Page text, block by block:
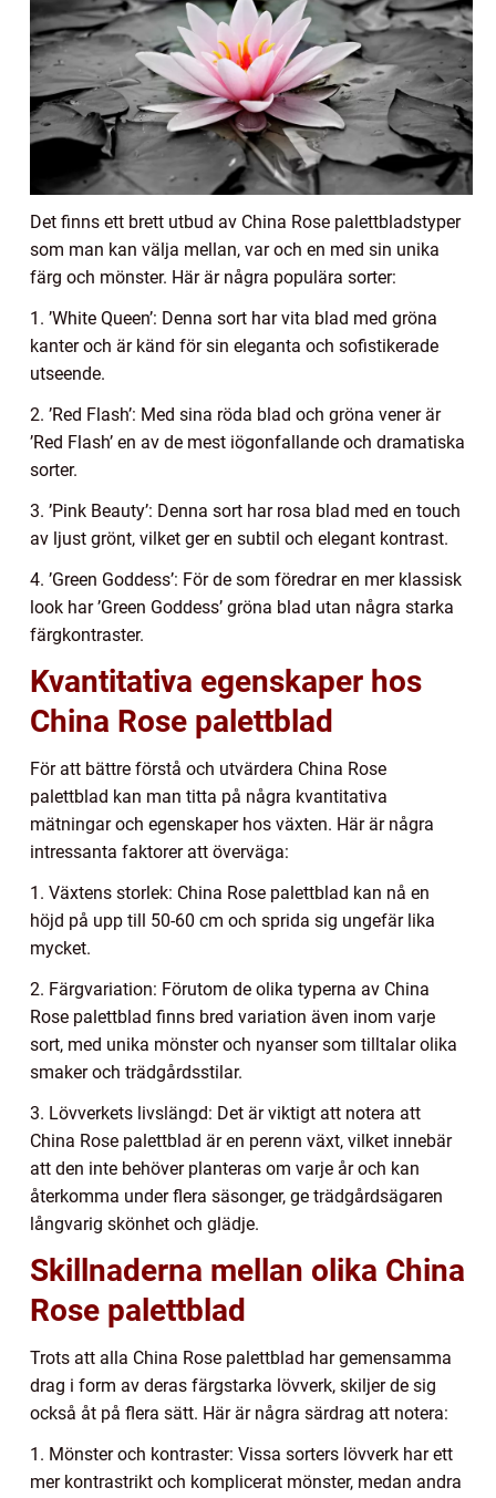
Det finns ett brett utbud av China Rose palettbladstyper
som man kan välja mellan, var och en med sin unika
färg och mönster. Här är några populära sorter:
1. ’White Queen’: Denna sort har vita blad med gröna
kanter och är känd för sin eleganta och sofistikerade
utseende.
2. ’Red Flash’: Med sina röda blad och gröna vener är
’Red Flash’ en av de mest iögonfallande och dramatiska
sorter.
3. ’Pink Beauty’: Denna sort har rosa blad med en touch
av ljust grönt, vilket ger en subtil och elegant kontrast.
4. ’Green Goddess’: För de som föredrar en mer klassisk
look har ’Green Goddess’ gröna blad utan några starka
färgkontraster.
Kvantitativa egenskaper hos
China Rose palettblad
För att bättre förstå och utvärdera China Rose
palettblad kan man titta på några kvantitativa
mätningar och egenskaper hos växten. Här är några
intressanta faktorer att överväga:
1. Växtens storlek: China Rose palettblad kan nå en
höjd på upp till 50-60 cm och sprida sig ungefär lika
mycket.
2. Färgvariation: Förutom de olika typerna av China
Rose palettblad finns bred variation även inom varje
sort, med unika mönster och nyanser som tilltalar olika
smaker och trädgårdsstilar.
3. Lövverkets livslängd: Det är viktigt att notera att
China Rose palettblad är en perenn växt, vilket innebär
att den inte behöver planteras om varje år och kan
återkomma under flera säsonger, ge trädgårdsägaren
långvarig skönhet och glädje.
Skillnaderna mellan olika China
Rose palettblad
Trots att alla China Rose palettblad har gemensamma
drag i form av deras färgstarka lövverk, skiljer de sig
också åt på flera sätt. Här är några särdrag att notera:
1. Mönster och kontraster: Vissa sorters lövverk har ett
mer kontrastrikt och komplicerat mönster, medan andra